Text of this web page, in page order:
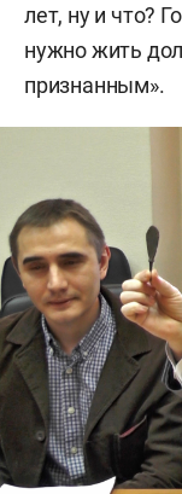
лет, ну и что?
нужно жить
признанным».